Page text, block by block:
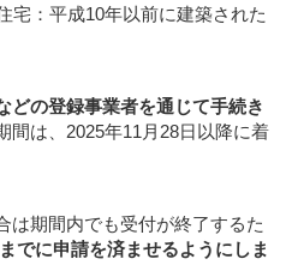
宅：平成10年以前に建築された
どの登録事業者を通じて手続き
間は、2025年11月28日以降に着
は期間内でも受付が終了するた
でに申請を済ませるようにしま